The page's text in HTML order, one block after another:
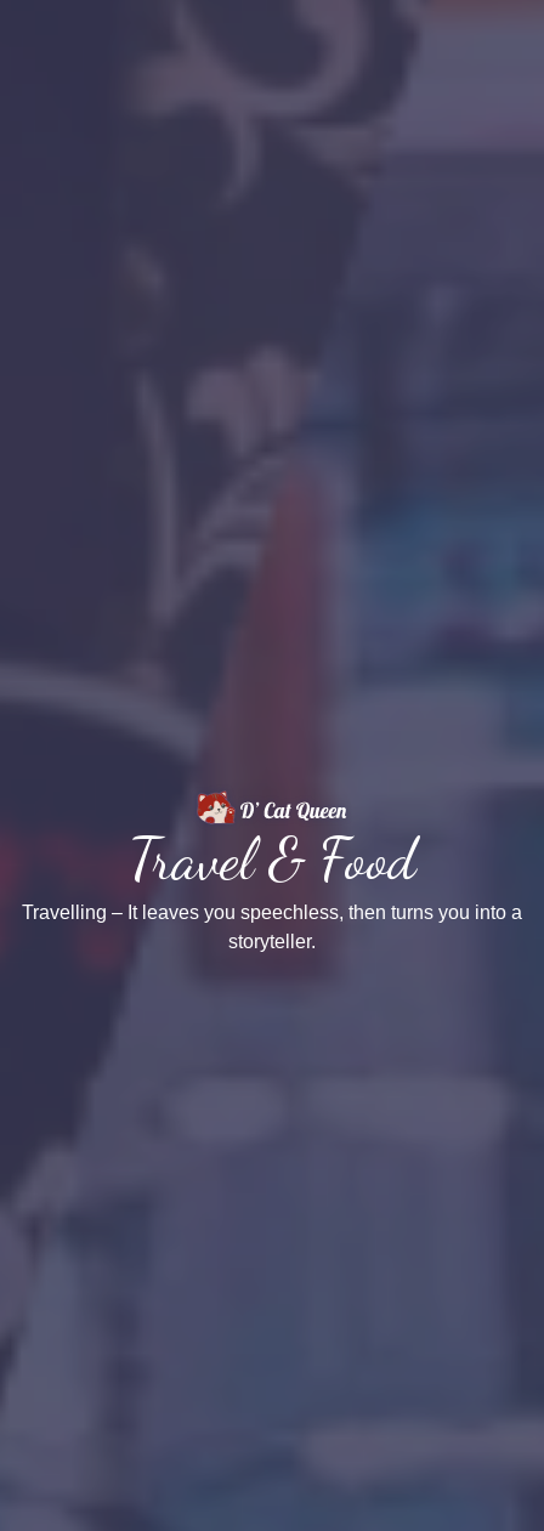
Travel & Food
Travelling – It leaves you speechless, then turns you into a
storyteller.